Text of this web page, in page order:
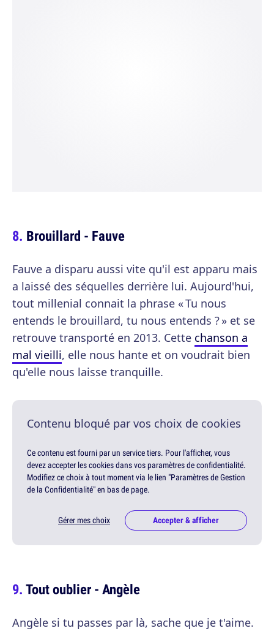
Brouillard - Fauve
Fauve a disparu aussi vite qu'il est apparu mais
a laissé des séquelles derrière lui. Aujourd'hui,
tout millenial connait la phrase « Tu nous
entends le brouillard, tu nous entends ? » et se
retrouve transporté en 2013. Cette chanson a
mal vieilli, elle nous hante et on voudrait bien
qu'elle nous laisse tranquille.
Contenu bloqué par vos choix de cookies
Ce contenu est fourni par un service tiers. Pour l'afficher, vous
devez accepter les cookies dans vos paramètres de confidentialité.
Modifiez ce choix à tout moment via le lien "Paramètres de Gestion
de la Confidentialité" en bas de page.
Gérer mes choix Accepter & afficher
Tout oublier - Angèle
Angèle si tu passes par là, sache que je t'aime.